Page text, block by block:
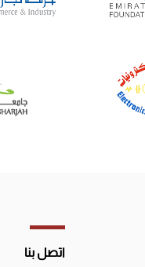
اتصل بنا